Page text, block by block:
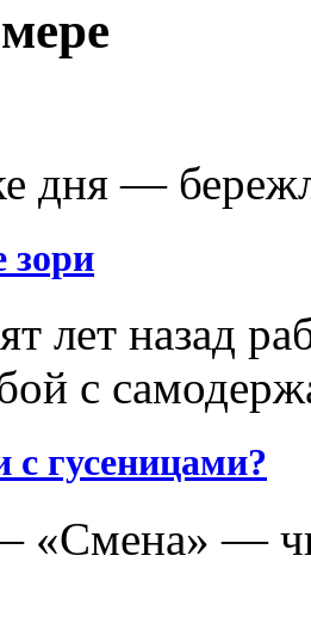
дня —
зори
лет назад
с
с гусеницами?
«Смена» —